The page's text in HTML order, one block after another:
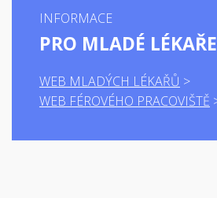
INFORMACE
PRO MLADÉ LÉKAŘE
WEB MLADÝCH LÉKAŘŮ
WEB FÉROVÉHO PRACOVIŠTĚ